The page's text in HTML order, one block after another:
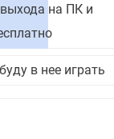
на ПК и
в нее играть